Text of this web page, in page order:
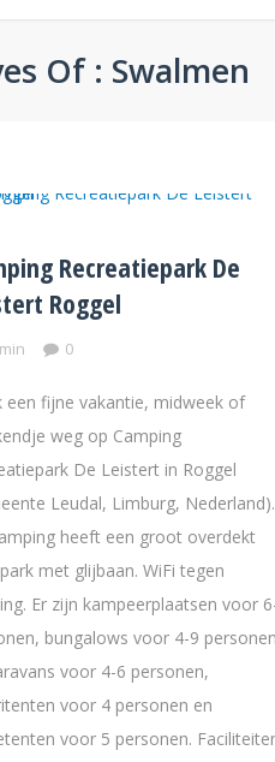
Of : Swalmen
Recreatiepark De
Roggel
0
een fijne vakantie, midweek of
weg op Camping
De Leistert in Roggel
Leudal, Limburg, Nederland).
heeft een groot overdekt
met glijbaan. WiFi tegen
Er zijn kampeerplaatsen voor
bungalows voor 4-9
voor 4-6 personen,
voor 4 personen en
voor 5 personen.